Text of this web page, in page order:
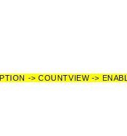
-> COUNTVIEW ->